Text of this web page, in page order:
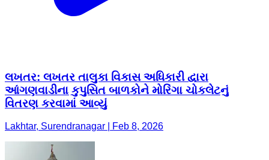
લખતર: લખતર તાલુકા વિકાસ અધિકારી દ્વારા
આંગણવાડીના કુપુસિત બાળકોને મોરિંગા ચોકલેટનું
વિતરણ કરવામાં આવ્યું
Lakhtar, Surendranagar | Feb 8, 2026